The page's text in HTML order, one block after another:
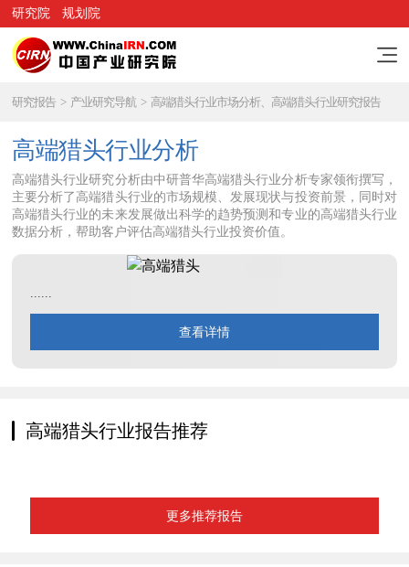
研究院 规划院
研究报告 > 产业研究导航 > 高端猎头行业市场分析、高端猎头行业研究报告
高端猎头行业分析
高端猎头行业研究分析由中研普华高端猎头行业分析专家领衔撰写，
主要分析了高端猎头行业的市场规模、发展现状与投资前景，同时对
高端猎头行业的未来发展做出科学的趋势预测和专业的高端猎头行业
数据分析，帮助客户评估高端猎头行业投资价值。
......
查看详情
高端猎头行业报告推荐
更多推荐报告